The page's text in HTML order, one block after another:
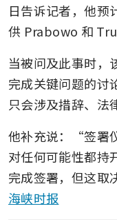
日告诉记者，他预
供 Prabowo 和
当被问及此事时，
完成关键问题的讨
只会涉及措辞、法
他补充说：“签署
对任何可能性都持
海峡时报